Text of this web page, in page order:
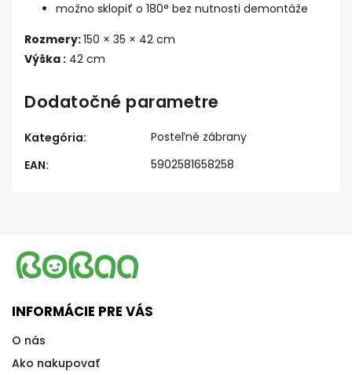
možno sklopiť o 180° bez nutnosti demontáže
Rozmery:150 × 35 × 42 cm
Výška : 42 cm
Dodatočné parametre
Kategória:
Posteľné zábrany
EAN: 5902581658258
INFORMÁCIE PRE VÁS
O nás
Ako nakupovať